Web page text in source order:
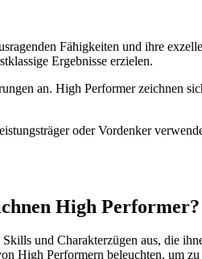
Fähigkeiten und ihre
Ergebnisse erzielen.
an. High Performer zeichnen
oder Vordenker
High Performer?
und Charakterzügen aus, die
High Performern beleuchten, um